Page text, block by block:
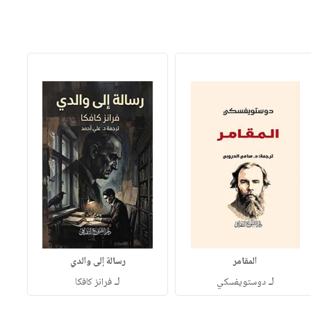
المقامر
لـدوستويفسكي
رسالة إلى والدي
لـفرانز كافكا